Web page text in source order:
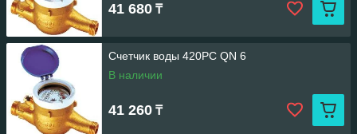
41 680 ₸
Счетчик воды 420PC QN 6
В наличии
41 260 ₸